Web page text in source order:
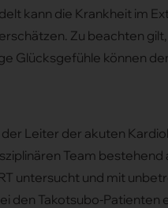
kann die Krankheit im
Zu beachten
Glücksgefühle können
der Leiter der akuten
Team
untersucht und mit
den Takotsubo-